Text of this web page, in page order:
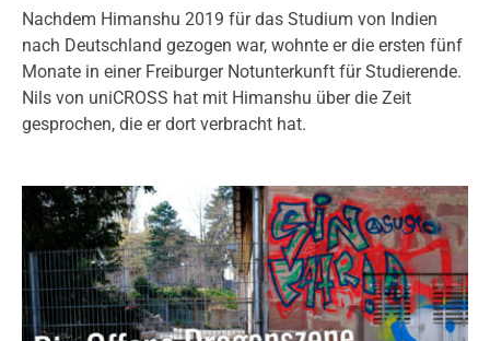
Nachdem Himanshu 2019 für das Studium von Indien
nach Deutschland gezogen war, wohnte er die ersten fünf
Monate in einer Freiburger Notunterkunft für Studierende.
Nils von uniCROSS hat mit Himanshu über die Zeit
gesprochen, die er dort verbracht hat.